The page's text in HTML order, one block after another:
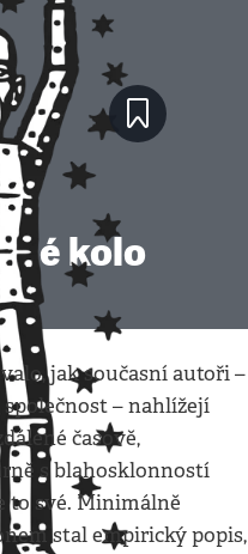
kolo
jak současní autoři –
– nahlížejí
časově,
s blahosklonností
to své. Minimálně
stal empirický popis,